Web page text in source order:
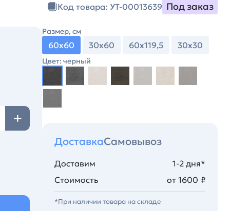
Код товара: УТ-00013639 Под заказ
Размер, см
60х60 30х60 60х119,5 30х30
Цвет: черный
ДоставкаСамовывоз
Доставим
1-2 дня*
Стоимость
от 1600 ₽
*При наличии товара на складе